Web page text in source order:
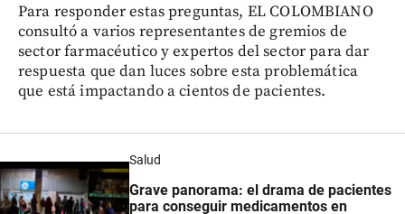
Para responder estas preguntas, EL COLOMBIANO
consultó a varios representantes de gremios de
sector farmacéutico y expertos del sector para dar
respuesta que dan luces sobre esta problemática
que está impactando a cientos de pacientes.
Salud
Grave panorama: el drama de pacientes
para conseguir medicamentos en